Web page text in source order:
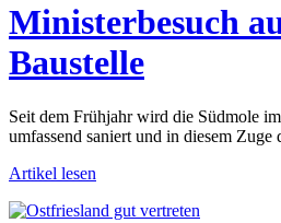
Ministerbesuch
Baustelle
Seit dem Frühjahr wird die Südmole
umfassend saniert und in diesem
Artikel lesen